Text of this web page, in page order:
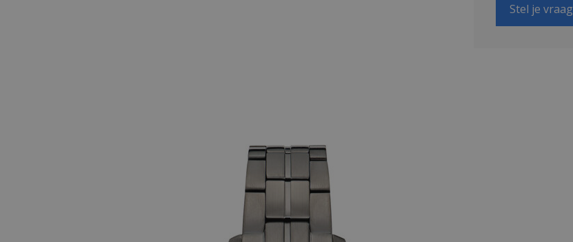
Stel je vraag